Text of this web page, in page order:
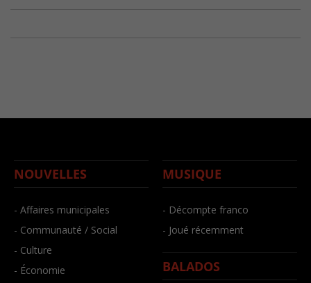
NOUVELLES
- Affaires municipales
- Communauté / Social
- Culture
- Économie
MUSIQUE
- Décompte franco
- Joué récemment
BALADOS